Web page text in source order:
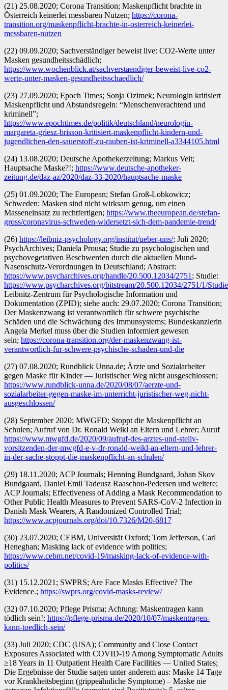
(21) 25.08.2020; Corona Transition; Maskenpflicht brachte in
Österreich keinerlei messbaren Nutzen; https://corona-
transition.org/maskenpflicht-brachte-in-osterreich-keinerlei-
messbaren-nutzen
(22) 09.09.2020; Sachverständiger beweist live: CO2-Werte unter
Masken gesundheitsschädlich;
https://www.wochenblick.at/sachverstaendiger-beweist-live-co2-
werte-unter-masken-gesundheitsschaedlich/
(23) 27.09.2020; Epoch Times; Sonja Ozimek; Neurologin kritisiert
Maskenpflicht und Abstandsregeln: “Menschenverachtend und
kriminell”;
https://www.epochtimes.de/politik/deutschland/neurologin-
margareta-griesz-brisson-kritisiert-maskenpflicht-kindern-und-
jugendlichen-den-sauerstoff-zu-rauben-ist-kriminell-a3344105.html
(24) 13.08.2020; Deutsche Apothekerzeitung; Markus Veit;
Hauptsache Maske?!; https://www.deutsche-apotheker-
zeitung.de/daz-az/2020/daz-33-2020/hauptsache-maske
(25) 01.09.2020; The European; Stefan Groß-Lobkowicz;
Schweden: Masken sind nicht wirksam genug, um einen
Masseneinsatz zu rechtfertigen; https://www.theeuropean.de/stefan-
gross/coronavirus-schweden-widersetzt-sich-dem-pandemie-trend/
(26) https://leibniz-psychology.org/institut/ueber-uns/; Juli 2020;
PsychArchives; Daniela Prousa; Studie zu psychologischen und
psychovegetativen Beschwerden durch die aktuellen Mund-
Nasenschutz-Verordnungen in Deutschland; Abstract:
https://www.psycharchives.org/handle/20.500.12034/2751 ; Studie:
https://www.psycharchives.org/bitstream/20.500.12034/2751/1/
Leibnitz-Zentrum für Psychologische Information und
Dokumentation (ZPID); siehe auch: 29.07.2020; Corona Transition;
Der Maskenzwang ist verantwortlich für schwere psychische
Schäden und die Schwächung des Immunsystems; Bundeskanzlerin
Angela Merkel muss über die Studien informiert gewesen
sein; https://corona-transition.org/der-maskenzwang-ist-
verantwortlich-fur-schwere-psychische-schaden-und-die
(27) 07.08.2020; Rundblick Unna.de; Ärzte und Sozialarbeiter
gegen Maske für Kinder — Juristischer Weg nicht ausgeschlossen;
https://www.rundblick-unna.de/2020/08/07/aerzte-und-
sozialarbeiter-gegen-maske-im-unterricht-juristischer-weg-nicht-
ausgeschlossen/
(28) September 2020; MWGFD; Stoppt die Maskenpflicht an
Schulen; Aufruf von Dr. Ronald Weikl an Eltern und Lehrer; Auruf
https://www.mwgfd.de/2020/09/aufruf-des-arztes-und-stellv-
vorsitzenden-der-mwgfd-e-v-dr-ronald-weikl-an-eltern-und-lehrer-
in-der-sache-stoppt-die-maskenpflicht-an-schulen/
(29) 18.11.2020; ACP Journals; Henning Bundgaard, Johan Skov
Bundgaard, Daniel Emil Tadeusz Raaschou-Pedersen und weitere;
ACP Journals; Effectiveness of Adding a Mask Recommendation to
Other Public Health Measures to Prevent SARS-CoV-2 Infection in
Danish Mask Wearers, A Randomized Controlled Trial;
https://www.acpjournals.org/doi/10.7326/M20-6817
(30) 23.07.2020; CEBM, Universität Oxford; Tom Jefferson, Carl
Heneghan; Masking lack of evidence with politics;
https://www.cebm.net/covid-19/masking-lack-of-evidence-with-
politics/
(31) 15.12.2021; SWPRS; Are Face Masks Effective? The
Evidence.; https://swprs.org/covid-masks-review/
(32) 07.10.2020; Pflege Prisma; Achtung: Maskentragen kann
tödlich sein!; https://pflege-prisma.de/2020/10/07/maskentragen-
kann-toedlich-sein/
(33) Juli 2020; CDC (USA); Community and Close Contact
Exposures Associated with COVID-19 Among Symptomatic Adults
≥18 Years in 11 Outpatient Health Care Facilities — United States;
Die Ergebnisse der Studie sagen unter anderem aus: Maske 14 Tage
vor Krankheitsbeginn (grippeähnliche Symptome) – Maske nie